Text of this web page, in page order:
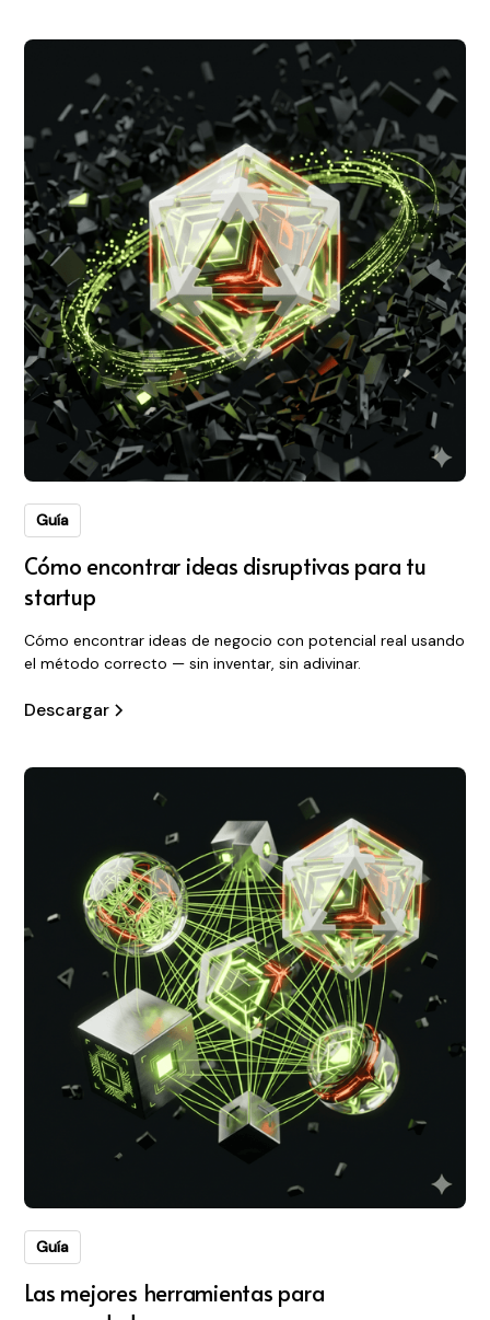
Guía
Cómo encontrar ideas disruptivas para tu
startup
Cómo encontrar ideas de negocio con potencial real usando
el método correcto — sin inventar, sin adivinar.
Descargar
Guía
Las mejores herramientas para